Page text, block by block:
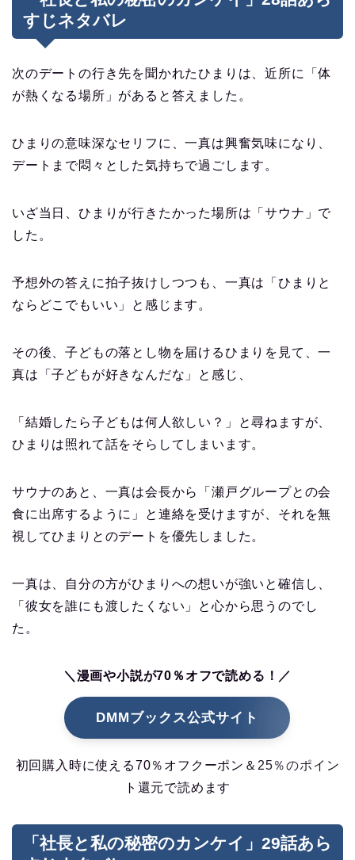
すじネタバレ
次のデートの行き先を聞かれたひまりは、近所に「体
が熱くなる場所」があると答えました。
ひまりの意味深なセリフに、一真は興奮気味になり、
デートまで悶々とした気持ちで過ごします。
いざ当日、ひまりが行きたかった場所は「サウナ」で
した。
予想外の答えに拍子抜けしつつも、一真は「ひまりと
ならどこでもいい」と感じます。
その後、子どもの落とし物を届けるひまりを見て、一
真は「子どもが好きなんだな」と感じ、
「結婚したら子どもは何人欲しい？」と尋ねますが、
ひまりは照れて話をそらしてしまいます。
サウナのあと、一真は会長から「瀬戸グループとの会
食に出席するように」と連絡を受けますが、それを無
視してひまりとのデートを優先しました。
一真は、自分の方がひまりへの想いが強いと確信し、
「彼女を誰にも渡したくない」と心から思うのでし
た。
＼漫画や小説が70％オフで読める！／
DMMブックス公式サイト
初回購入時に使える70％オフクーポン＆25％のポイン
ト還元で読めます
「社長と私の秘密のカンケイ」29話あら